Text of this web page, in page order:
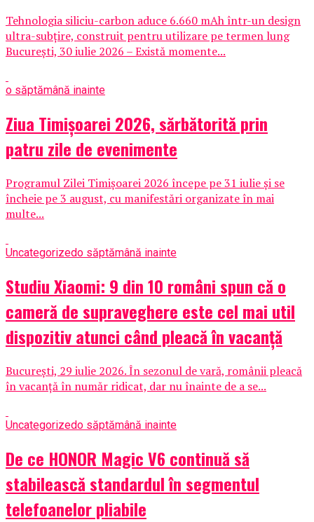
Tehnologia siliciu-carbon aduce 6.660 mAh într-un design
ultra-subțire, construit pentru utilizare pe termen lung
București, 30 iulie 2026 – Există momente...
o săptămână inainte
Ziua Timișoarei 2026, sărbătorită prin
patru zile de evenimente
Programul Zilei Timișoarei 2026 începe pe 31 iulie și se
încheie pe 3 august, cu manifestări organizate în mai
multe...
Uncategorizedo săptămână inainte
Studiu Xiaomi: 9 din 10 români spun că o
cameră de supraveghere este cel mai util
dispozitiv atunci când pleacă în vacanță
București, 29 iulie 2026. În sezonul de vară, românii pleacă
în vacanță în număr ridicat, dar nu înainte de a se...
Uncategorizedo săptămână inainte
De ce HONOR Magic V6 continuă să
stabilească standardul în segmentul
telefoanelor pliabile